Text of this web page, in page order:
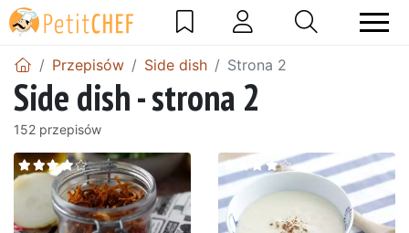
Przepisów Side dish Strona 2
Side dish - strona 2
152 przepisów